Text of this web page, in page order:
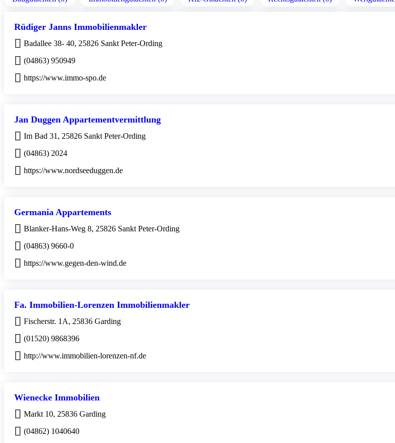
Rüdiger Janns Immobilienmakler
Badallee 38- 40, 25826 Sankt Peter-Ording
(04863) 950949
https://www.immo-spo.de
Jan Duggen Appartementvermittlung
Im Bad 31, 25826 Sankt Peter-Ording
(04863) 2024
https://www.nordseeduggen.de
Germania Appartements
Blanker-Hans-Weg 8, 25826 Sankt Peter-Ording
(04863) 9660-0
https://www.gegen-den-wind.de
Fa. Immobilien-Lorenzen Immobilienmakler
Fischerstr. 1A, 25836 Garding
(01520) 9868396
http://www.immobilien-lorenzen-nf.de
Wienecke Immobilien
Markt 10, 25836 Garding
(04862) 1040640